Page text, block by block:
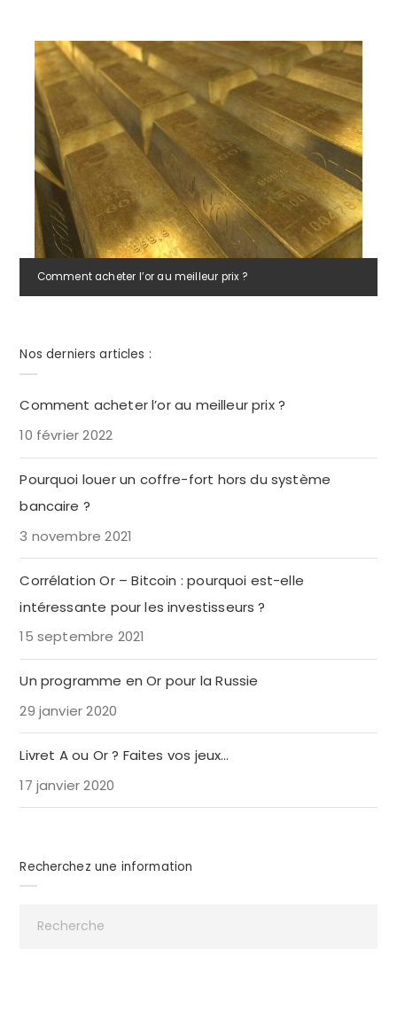
Comment acheter l’or au meilleur prix ?
Nos derniers articles :
Comment acheter l’or au meilleur prix ?
10 février 2022
Pourquoi louer un coffre-fort hors du système
bancaire ?
3 novembre 2021
Corrélation Or – Bitcoin : pourquoi est-elle
intéressante pour les investisseurs ?
15 septembre 2021
Un programme en Or pour la Russie
29 janvier 2020
Livret A ou Or ? Faites vos jeux…
17 janvier 2020
Recherchez une information